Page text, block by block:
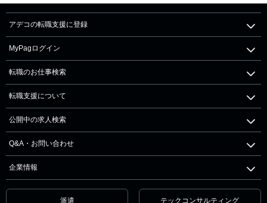
アデコの転職支援に登録
MyPagログイン
転職のお仕事検索
転職支援について
公開中の求人検索
Q&A・お問い合わせ
企業情報
派遣 テックコンサルティング